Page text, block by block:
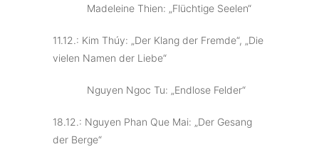
Madeleine Thien: „Flüchtige Seelen“
11.12.: Kim Thúy: „Der Klang der Fremde“, „Die
vielen Namen der Liebe“
Nguyen Ngoc Tu: „Endlose Felder“
18.12.: Nguyen Phan Que Mai: „Der Gesang
der Berge“